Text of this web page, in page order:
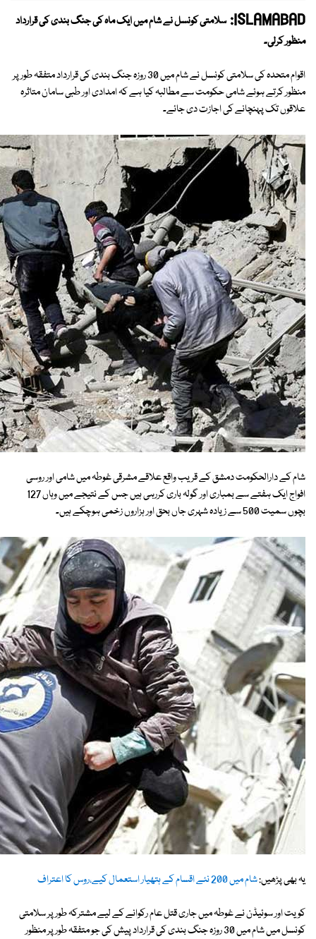
ISLAMABAD: سلامتی کونسل نے شام میں ایک ماہ کی جنگ بندی کی قرارداد
منظور کرلی۔
اقوام متحدہ کی سلامتی کونسل نے شام میں 30 روزہ جنگ بندی کی قرارداد متفقہ طور پر
منظور کرتے ہوئے شامی حکومت سے مطالبہ کیا ہے کہ امدادی اور طبی سامان متاثرہ
علاقوں تک پہنچانے کی اجازت دی جائے۔
شام کے دارالحکومت دمشق کے قریب واقع علاقے مشرقی غوطہ میں شامی اور روسی
افواج ایک ہفتے سے بمباری اور گولہ باری کررہی ہیں جس کے نتیجے میں وہاں 127
بچوں سمیت 500 سے زیادہ شہری جاں بحق اور ہزاروں زخمی ہوچکے ہیں۔
یہ بھی پڑھیں:شام میں 200 نئے اقسام کے ہتھیار استعمال کیے،روس کا اعتراف
کویت اور سوئیڈن نے غوطہ میں جاری قتل عام رکوانے کے لیے مشترکہ طور پر سلامتی
کونسل میں شام میں 30 روزہ جنگ بندی کی قرارداد پیش کی جو متفقہ طور پر منظور